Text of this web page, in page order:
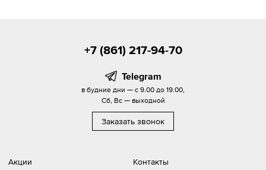
Акции Контакты
+7 (861) 217-94-70
Telegram
в будние дни — с 9.00 до 19.00,
Сб, Вс — выходной
Заказать звонок